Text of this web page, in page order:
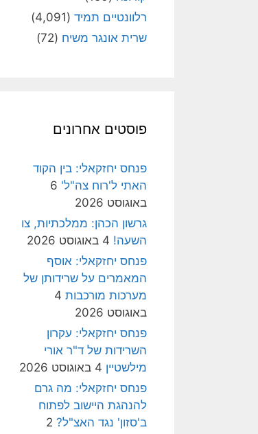
רלוונטיים תמיד (4,091)
שרית אונגר משיח (72)
פוסטים אחרונים
פנחס יחזקאלי: בין הקוד
האתי ל'רוח צה"ל' 6
באוגוסט 2026
גרשון הכהן: ממלכתיות, צו
השעה! 4 באוגוסט 2026
פנחס יחזקאלי: אוסף
המאמרים על שרידותן של
מערכות מורכבות 4
באוגוסט 2026
פנחס יחזקאלי: עקרון
השרידות של ד"ר אורי
מילשטיין 4 באוגוסט 2026
פנחס יחזקאלי: מה גרם
להנהגת היישוב לפתוח
ב'סזון' נגד האצ"ל? 2